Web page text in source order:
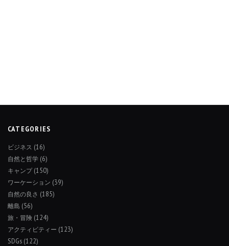
CATEGORIES
ビジネス (16)
自然と哲学 (6)
キャンプ(150)
ワーケーション (39)
自然の良さ (185)
離島 (56)
旅・冒険 (124)
アクティビティー (123)
SDGs (122)